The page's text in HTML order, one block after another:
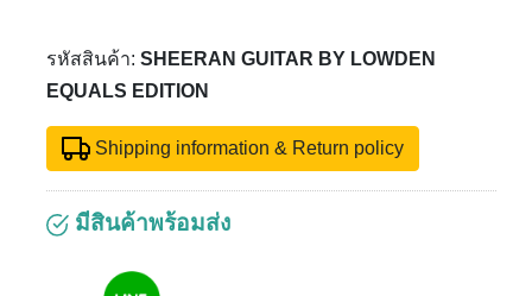
รหัสสินค้า: SHEERAN GUITAR BY LOWDEN
EQUALS EDITION
Shipping information & Return policy
มีสินค้าพร้อมส่ง